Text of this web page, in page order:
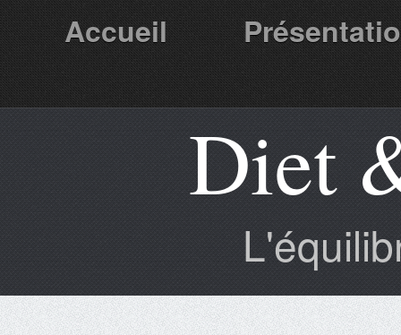
Accueil
Partenaires Diet